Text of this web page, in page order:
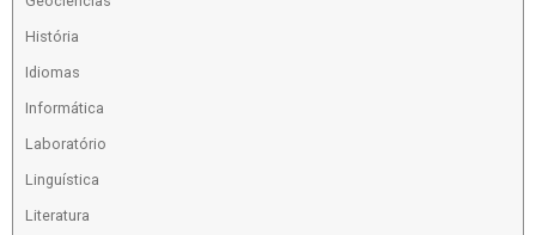
História
Idiomas
Informática
Laboratório
Linguística
Literatura